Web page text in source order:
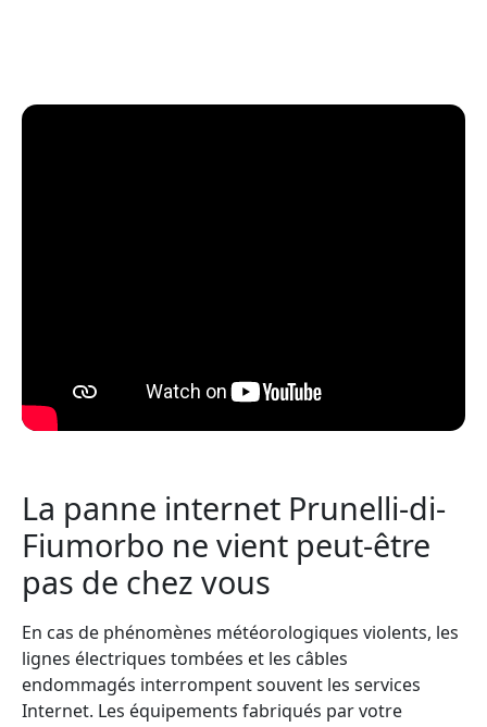
La panne internet Prunelli-di-
Fiumorbo ne vient peut-être
pas de chez vous
En cas de phénomènes météorologiques violents, les
lignes électriques tombées et les câbles
endommagés interrompent souvent les services
Internet. Les équipements fabriqués par votre